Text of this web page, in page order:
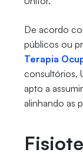
De acordo
públicos ou
Terapia
consultórios,
apto a
alinhando as